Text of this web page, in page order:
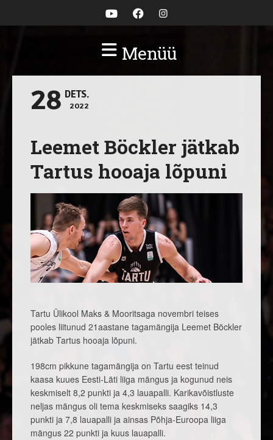
Menüü
28 DETS.
2022
Leemet Böckler jätkab
Tartus hooaja lõpuni
Tartu Ülikool Maks & Mooritsaga novembri teises
pooles liitunud 21aastane tagamängija Leemet Böckler
jätkab Tartus hooaja lõpuni.
198cm pikkune tagamängija on Tartu eest teinud
kaasa kuues Eesti-Läti liiga mängus ja kogunud neis
keskmiselt 8,2 punkti ja 4,3 lauapalli. Karikavõistluste
neljas mängus oli tema keskmiseks saagiks 14,3
punkti ja 7,8 lauapalli ja ainsas Põhja-Euroopa liiga
mängus 22 punkti ja kuus lauapalli.